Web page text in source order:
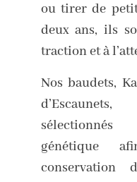
ou tirer de
deux ans, ils
traction et à
Nos baudets,
génétique